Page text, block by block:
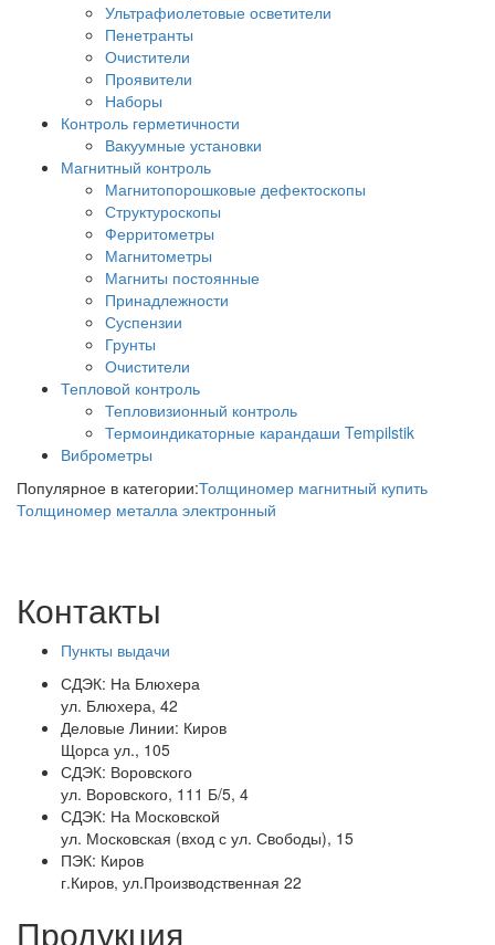
Ультрафиолетовые осветители
Пенетранты
Очистители
Проявители
Наборы
Контроль герметичности
Вакуумные установки
Магнитный контроль
Магнитопорошковые дефектоскопы
Структуроскопы
Ферритометры
Магнитометры
Магниты постоянные
Принадлежности
Суспензии
Грунты
Очистители
Тепловой контроль
Тепловизионный контроль
Термоиндикаторные карандаши Tempilstik
Виброметры
Популярное в категории:Толщиномер магнитный купить
Толщиномер металла электронный
Контакты
Пункты выдачи
СДЭК: На Блюхера
ул. Блюхера, 42
Деловые Линии: Киров
Щорса ул., 105
СДЭК: Воровского
ул. Воровского, 111 Б/5, 4
СДЭК: На Московской
ул. Московская (вход с ул. Свободы), 15
ПЭК: Киров
г.Киров, ул.Производственная 22
Продукция